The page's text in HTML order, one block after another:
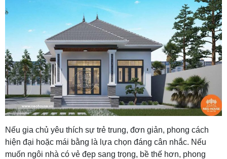
Nếu gia chủ yêu thích sự trẻ trung, đơn giản, phong cách
hiện đại hoặc mái bằng là lựa chọn đáng cân nhắc. Nếu
muốn ngôi nhà có vẻ đẹp sang trọng, bề thế hơn, phong